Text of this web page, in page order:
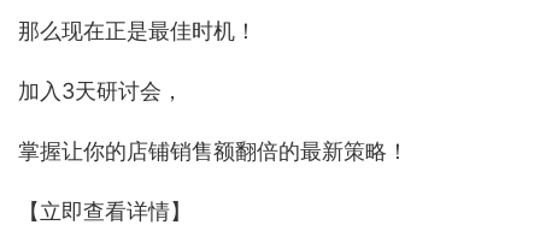
那么现在正是最佳时机！
加入3天研讨会，
掌握让你的店铺销售额翻倍的最新策略！
【立即查看详情】